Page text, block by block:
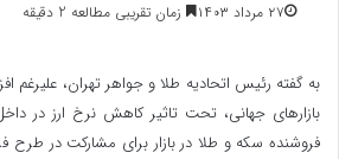
۲۷ مرداد ۱۴۰۳ زمان تقریبی مطالعه 2 دقیقه
بازارهای جهانی، تحت تاثیر کاهش نرخ ارز در
فروشنده سکه و طلا در بازار برای مشارکت در طرح